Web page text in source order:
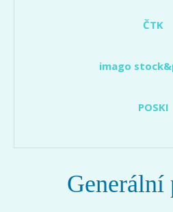
ČTK
imago
POSKI
Generální